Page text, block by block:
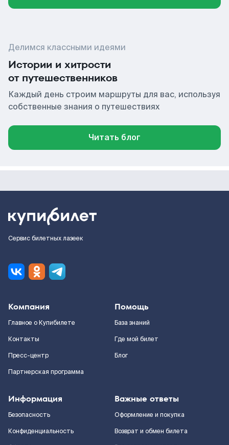
Делимся классными идеями
Истории и хитрости
от путешественников
Каждый день строим маршруты для вас, используя
собственные знания о путешествиях
Читать блог
Сервис билетных лазеек
Компания
Главное о Купибилете
Контакты
Пресс-центр
Партнерская программа
Помощь
База знаний
Где мой билет
Блог
Информация
Безопасность
Конфиденциальность
Важные ответы
Оформление и покупка
Возврат и обмен билета